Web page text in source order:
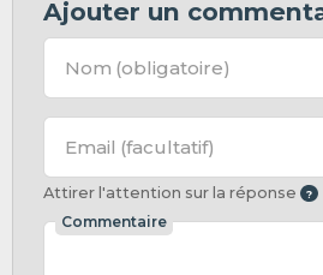
Ajouter un
Nom (obligatoire)
Email (facultatif)
Attirer l'attention sur la réponse
Commentaire